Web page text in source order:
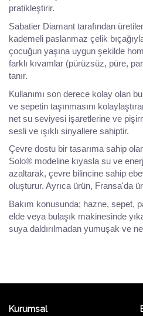
pratikleştirir.
Sabatier Diamant tarafından
kademeli paslanmaz çelik
çocuğun yaşına uygun şekilde
farklı kıvamlar (pürüzsüz, püre,
tanır.
Kullanımı son derece kolay olan
ve sepetin taşınmasını
net su seviyesi işaretlerine ve
sesli ve ışıklı sinyallere sahiptir.
Çevre dostu bir tasarıma sahip
Solo® modeline kıyasla su ve
azaltarak, çevre bilincine sahip
oluşturur. Ayrıca ürün, Fransa'da
Bakım konusunda; hazne, sepet,
elde veya bulaşık makinesinde
suya daldırılmadan yumuşak ve
Kurumsal